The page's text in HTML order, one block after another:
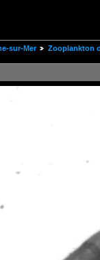
sur-Mer
Zooplankton